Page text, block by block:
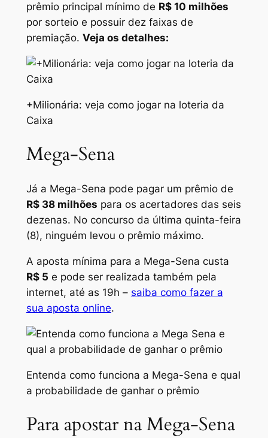
prêmio principal mínimo de R$ 10 milhões
por sorteio e possuir dez faixas de
premiação. Veja os detalhes:
+Milionária: veja como jogar na loteria da
Caixa
Mega-Sena
Já a Mega-Sena pode pagar um prêmio de
R$ 38 milhões para os acertadores das seis
dezenas. No concurso da última quinta-feira
(8), ninguém levou o prêmio máximo.
A aposta mínima para a Mega-Sena custa
R$ 5 e pode ser realizada também pela
internet, até as 19h – saiba como fazer a
sua aposta online.
Entenda como funciona a Mega-Sena e qual
a probabilidade de ganhar o prêmio
Para apostar na Mega-Sena